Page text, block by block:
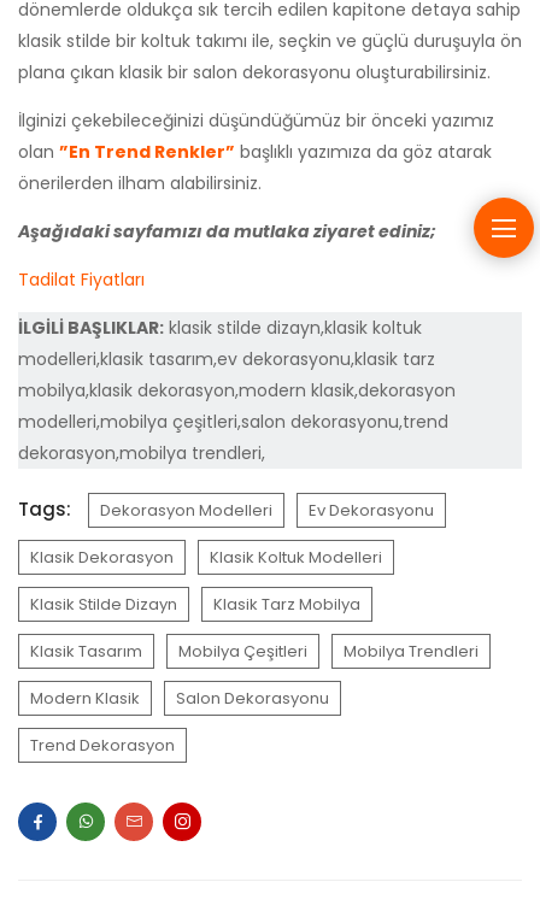
dönemlerde oldukça sık tercih edilen kapitone detaya sahip
klasik stilde bir koltuk takımı ile, seçkin ve güçlü duruşuyla ön
plana çıkan klasik bir salon dekorasyonu oluşturabilirsiniz.
İlginizi çekebileceğinizi düşündüğümüz bir önceki yazımız
olan ”En Trend Renkler” başlıklı yazımıza da göz atarak
önerilerden ilham alabilirsiniz.
Aşağıdaki sayfamızı da mutlaka ziyaret ediniz;
Tadilat Fiyatları
İLGİLİ BAŞLIKLAR: klasik stilde dizayn,klasik koltuk
modelleri,klasik tasarım,ev dekorasyonu,klasik tarz
mobilya,klasik dekorasyon,modern klasik,dekorasyon
modelleri,mobilya çeşitleri,salon dekorasyonu,trend
dekorasyon,mobilya trendleri,
Tags: Dekorasyon Modelleri Ev Dekorasyonu
Klasik Dekorasyon Klasik Koltuk Modelleri
Klasik Stilde Dizayn Klasik Tarz Mobilya
Klasik Tasarım Mobilya Çeşitleri Mobilya Trendleri
Modern Klasik Salon Dekorasyonu
Trend Dekorasyon